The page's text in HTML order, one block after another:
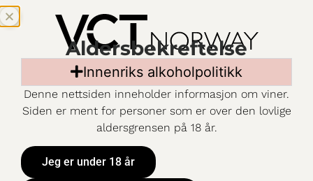
friskhet, eleganse og
en tørr, raffinert stil.
Bærekraft er en
grunnpilar i
virksomheten, og
produsenten er både
Aldersbekreftelse
Innenriks alkoholpolitikk
Denne nettsiden inneholder informasjon om viner.
Siden er ment for personer som er over den lovlige
aldersgrensen på 18 år.
Jeg er under 18 år